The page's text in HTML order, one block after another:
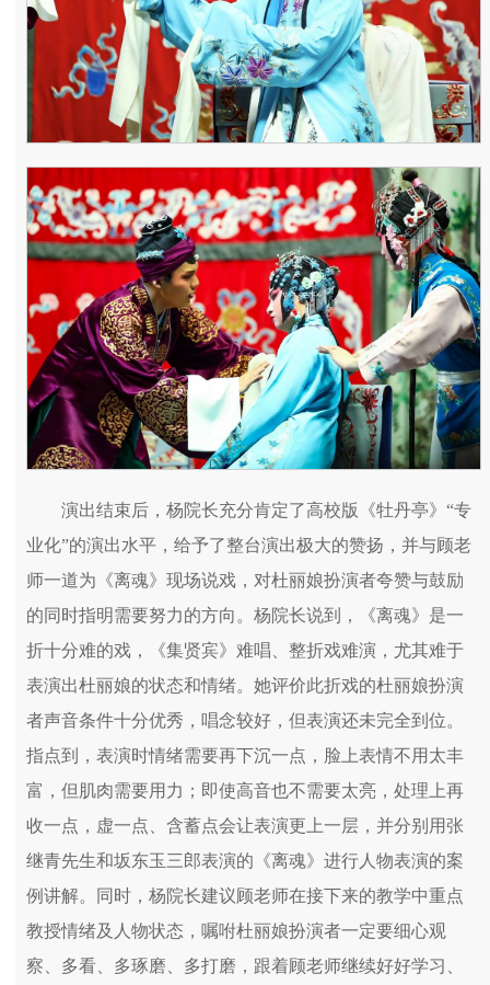
演出结束后，杨院长充分肯定了高校版《牡丹亭》“专
业化”的演出水平，给予了整台演出极大的赞扬，并与顾老
师一道为《离魂》现场说戏，对杜丽娘扮演者夸赞与鼓励
的同时指明需要努力的方向。杨院长说到，《离魂》是一
折十分难的戏，《集贤宾》难唱、整折戏难演，尤其难于
表演出杜丽娘的状态和情绪。她评价此折戏的杜丽娘扮演
者声音条件十分优秀，唱念较好，但表演还未完全到位。
指点到，表演时情绪需要再下沉一点，脸上表情不用太丰
富，但肌肉需要用力；即使高音也不需要太亮，处理上再
收一点，虚一点、含蓄点会让表演更上一层，并分别用张
继青先生和坂东玉三郎表演的《离魂》进行人物表演的案
例讲解。同时，杨院长建议顾老师在接下来的教学中重点
教授情绪及人物状态，嘱咐杜丽娘扮演者一定要细心观
察、多看、多琢磨、多打磨，跟着顾老师继续好好学习、